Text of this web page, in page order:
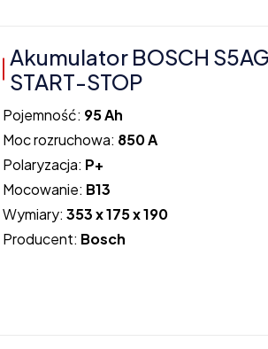
Akumulator BOSCH
START-STOP
Pojemność: 95 Ah
Moc rozruchowa: 850 A
Polaryzacja: P+
Mocowanie: B13
Wymiary:353 x 175 x 190
Producent: Bosch